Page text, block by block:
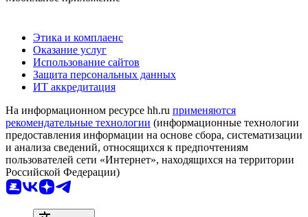
Этика и комплаенс
Оказание услуг
Использование сайтов
Защита персональных данных
ИТ аккредитация
На информационном ресурсе hh.ru применяются
рекомендательные технологии (информационные технологии
предоставления информации на основе сбора, систематизации
и анализа сведений, относящихся к предпочтениям
пользователей сети «Интернет», находящихся на территории
Российской Федерации)